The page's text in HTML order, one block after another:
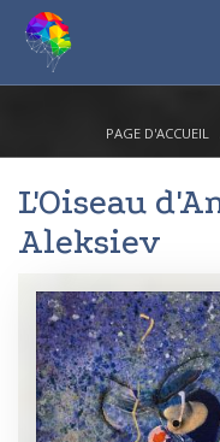
PAGE D'ACCUEIL
L'Oiseau
Aleksiev